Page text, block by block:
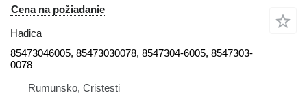
Cena na požiadanie
Hadica
85473046005, 85473030078, 8547304-6005, 8547303-
0078
Rumunsko, Cristesti